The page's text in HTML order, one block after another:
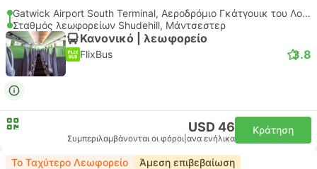
Gatwick Airport South Terminal, Αεροδρόμιο Γκάτγουικ του Λονδίνου
Σταθμός λεωφορείων Shudehill, Μάντσεστερ
Κανονικό | λεωφορείο
FlixBus 3.8
USD 46
Συμπεριλαμβάνονται οι φόροι ανα ενήλικα
Κράτηση
Το Ταχύτερο Λεωφορείο Άμεση επιβεβαίωση